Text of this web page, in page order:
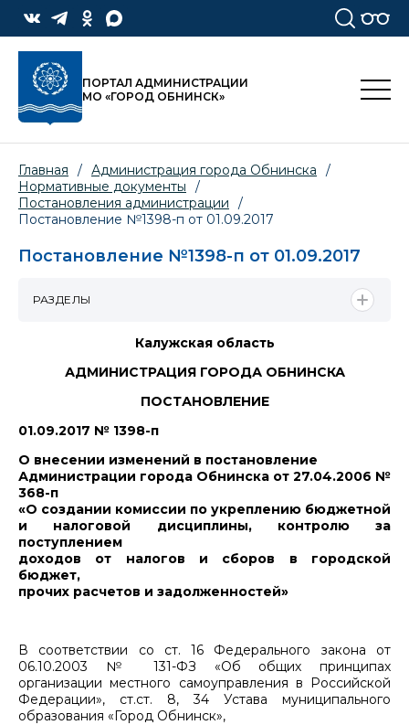
ПОРТАЛ АДМИНИСТРАЦИИ
МО «ГОРОД ОБНИНСК»
Главная / Администрация города Обнинска
/
Нормативные документы
/
Постановления администрации
/
Постановление №1398-п от 01.09.2017
Постановление №1398-п от 01.09.2017
Калужская область
АДМИНИСТРАЦИЯ ГОРОДА ОБНИНСКА
ПОСТАНОВЛЕНИЕ
01.09.2017 № 1398-п
О внесении изменений в постановление
Администрации города Обнинска от 27.04.2006 №
368-п
«О создании комиссии по укреплению бюджетной
и налоговой дисциплины, контролю за
поступлением
доходов от налогов и сборов в городской
бюджет,
прочих расчетов и задолженностей»
В соответствии со ст. 16 Федерального закона от
06.10.2003 № 131-ФЗ «Об общих принципах
организации местного самоуправления в Российской
Федерации», ст.ст. 8, 34 Устава муниципального
образования «Город Обнинск»,
РАЗДЕЛЫ